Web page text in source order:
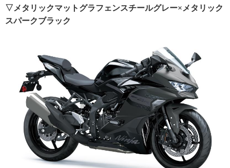
▽メタリックマットグラフェンスチールグレー×メタリック
スパークブラック